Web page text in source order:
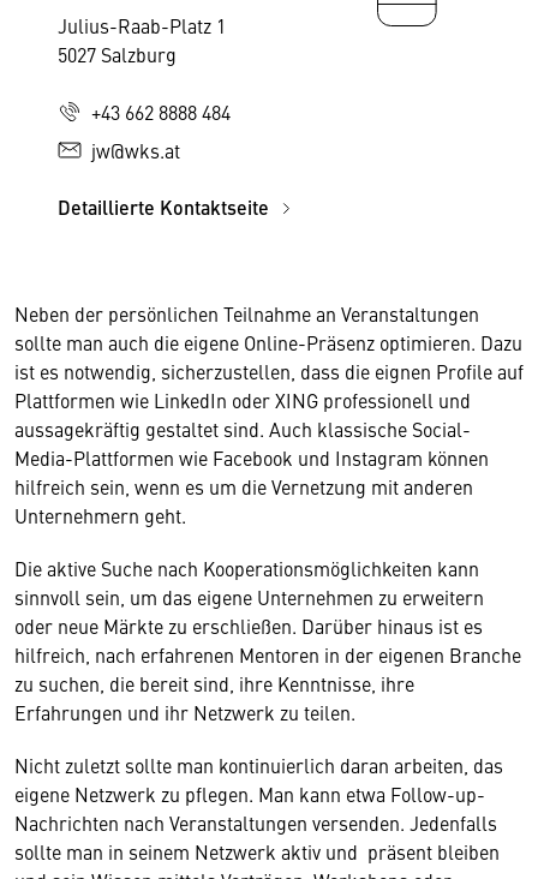
Julius-Raab-Platz 1
5027 Salzburg
+43 662 8888 484
jw@wks.at
Detaillierte Kontaktseite
Neben der persönlichen Teilnahme an Veranstaltungen
sollte man auch die eigene Online-Präsenz optimieren. Dazu
ist es notwendig, sicherzustellen, dass die eignen Profile auf
Plattformen wie LinkedIn oder XING professionell und
aussagekräftig gestaltet sind. Auch klassische Social-
Media-Plattformen wie Facebook und Instagram können
hilfreich sein, wenn es um die Vernetzung mit anderen
Unternehmern geht.
Die aktive Suche nach Kooperationsmöglichkeiten kann
sinnvoll sein, um das eigene Unternehmen zu erweitern
oder neue Märkte zu erschließen. Darüber hinaus ist es
hilfreich, nach erfahrenen Mentoren in der eigenen Branche
zu suchen, die bereit sind, ihre Kenntnisse, ihre
Erfahrungen und ihr Netzwerk zu teilen.
Nicht zuletzt sollte man kontinuierlich daran arbeiten, das
eigene Netzwerk zu pflegen. Man kann etwa Follow-up-
Nachrichten nach Veranstaltungen versenden. Jedenfalls
sollte man in seinem Netzwerk aktiv und präsent bleiben